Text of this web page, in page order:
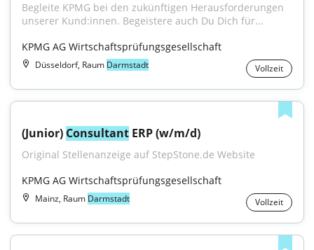
Begleite KPMG bei den zukünftigen Herausforderungen
unserer Kund:innen. Begeistere auch Du Dich für...
KPMG AG Wirtschaftsprüfungsgesellschaft
Düsseldorf, Raum Darmstadt Vollzeit
(Junior) Consultant ERP (w/m/d)
Original Stellenanzeige auf StepStone.de Website
KPMG AG Wirtschaftsprüfungsgesellschaft
Mainz, Raum Darmstadt Vollzeit